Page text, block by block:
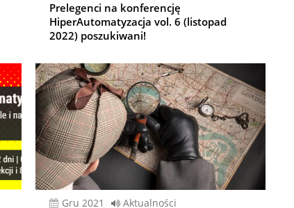
Prelegenci na konferencję
HiperAutomatyzacja vol. 6 (listopad
2022) poszukiwani!
gru 2021 Aktualności